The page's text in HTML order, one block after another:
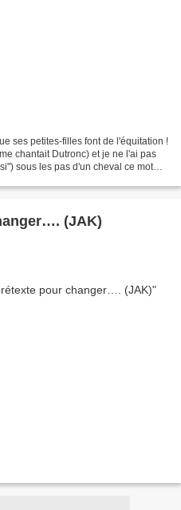
ses petites-filles font de l'équitation !
chantait Dutronc) et je ne l'ai pas
sous les pas d'un cheval ce mot
(JAK)